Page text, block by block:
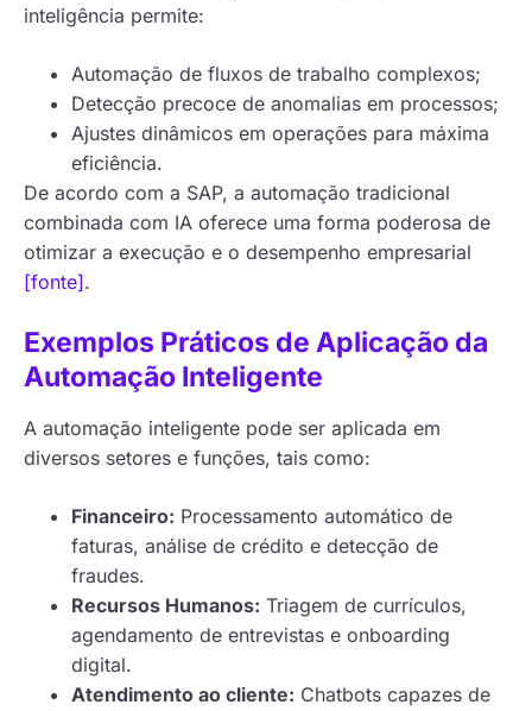
inteligência permite:
Automação de fluxos de trabalho complexos;
Detecção precoce de anomalias em processos;
Ajustes dinâmicos em operações para máxima
eficiência.
De acordo com a SAP, a automação tradicional
combinada com IA oferece uma forma poderosa de
otimizar a execução e o desempenho empresarial
[fonte].
Exemplos Práticos de Aplicação da
Automação Inteligente
A automação inteligente pode ser aplicada em
diversos setores e funções, tais como:
Financeiro: Processamento automático de
faturas, análise de crédito e detecção de
fraudes.
Recursos Humanos: Triagem de currículos,
agendamento de entrevistas e onboarding
digital.
Atendimento ao cliente: Chatbots capazes de